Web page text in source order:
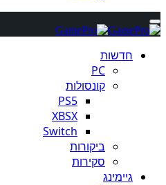
חדשות
PC
קונסולות
PS5
XBSX
Switch
ביקורות
סקירות
גיימינג